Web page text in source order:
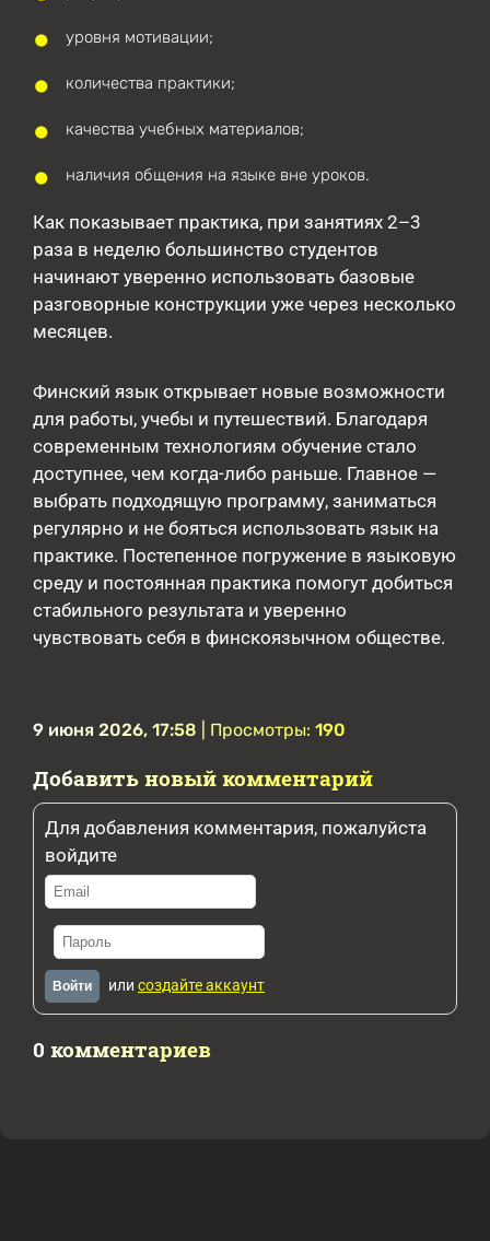
уровня мотивации;
количества практики;
качества учебных материалов;
наличия общения на языке вне уроков.
Как показывает практика, при занятиях 2–3
раза в неделю большинство студентов
начинают уверенно использовать базовые
разговорные конструкции уже через несколько
месяцев.
Финский язык открывает новые возможности
для работы, учебы и путешествий. Благодаря
современным технологиям обучение стало
доступнее, чем когда-либо раньше. Главное —
выбрать подходящую программу, заниматься
регулярно и не бояться использовать язык на
практике. Постепенное погружение в языковую
среду и постоянная практика помогут добиться
стабильного результата и уверенно
чувствовать себя в финскоязычном обществе.
9 июня 2026, 17:58 | Просмотры: 190
Добавить новый комментарий
Для добавления комментария, пожалуйста
войдите
Войти или создайте аккаунт
0 комментариев